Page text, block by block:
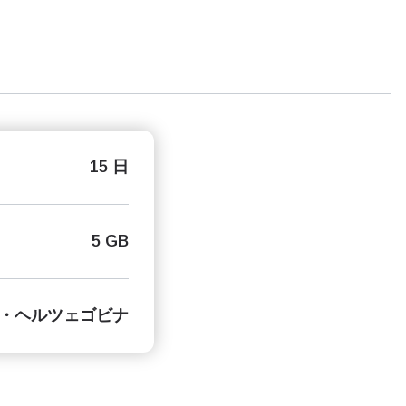
15 日
5 GB
ヘルツェゴビナ